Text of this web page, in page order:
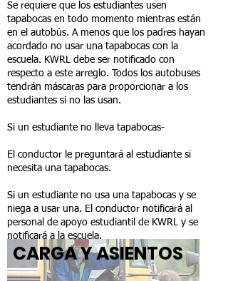
Se requiere que los estudiantes usen
tapabocas en todo momento mientras están
en el autobús. A menos que los padres hayan
acordado no usar una tapabocas con la
escuela. KWRL debe ser notificado con
respecto a este arreglo. Todos los autobuses
tendrán máscaras para proporcionar a los
estudiantes si no las usan.
Si un estudiante no lleva tapabocas-
El conductor le preguntará al estudiante si
necesita una tapabocas.
Si un estudiante no usa una tapabocas y se
niega a usar una. El conductor notificará al
personal de apoyo estudiantil de KWRL y se
notificará a la escuela.
CARGA Y ASIENTOS